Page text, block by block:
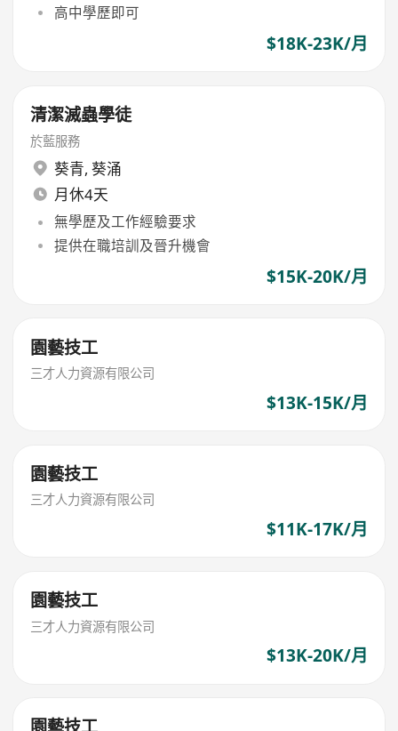
高中學歷即可
$18K-23K/月
清潔滅蟲學徒
於藍服務
葵青, 葵涌
月休4天
無學歷及工作經驗要求
提供在職培訓及晉升機會
$15K-20K/月
園藝技工
三才人力資源有限公司
$13K-15K/月
園藝技工
三才人力資源有限公司
$11K-17K/月
園藝技工
三才人力資源有限公司
$13K-20K/月